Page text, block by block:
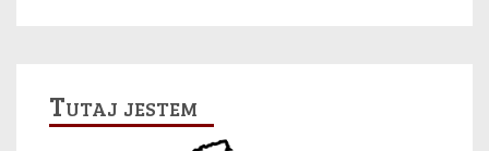
Tutaj jestem